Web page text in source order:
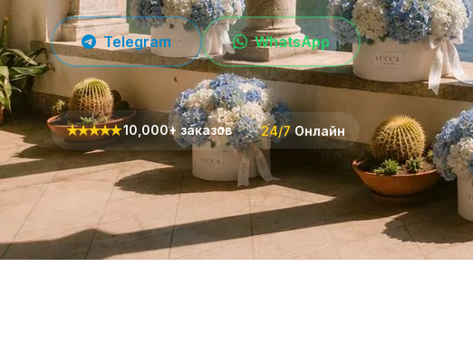
Telegram WhatsApp
★★★★★10,000+ заказов 24/7 Онлайн